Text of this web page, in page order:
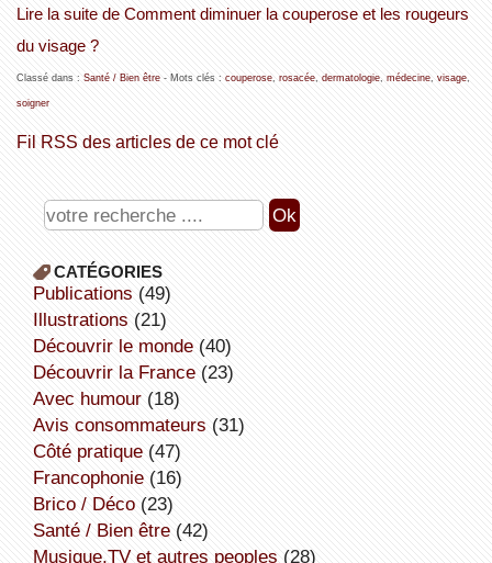
Lire la suite de Comment diminuer la couperose et les rougeurs
du visage ?
Classé dans : Santé / Bien être- Mots clés : couperose, rosacée, dermatologie, médecine, visage,
soigner
Fil RSS des articles de ce mot clé
CATÉGORIES
publications (49)
illustrations (21)
découvrir le monde(40)
découvrir la France(23)
avec humour(18)
avis consommateurs (31)
côté pratique(47)
Francophonie(16)
Brico / Déco(23)
Santé / Bien être(42)
Musique,TV et autres peoples (28)